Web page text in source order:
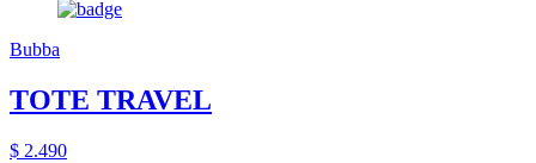
Bubba
TOTE TRAVEL
$ 2.490